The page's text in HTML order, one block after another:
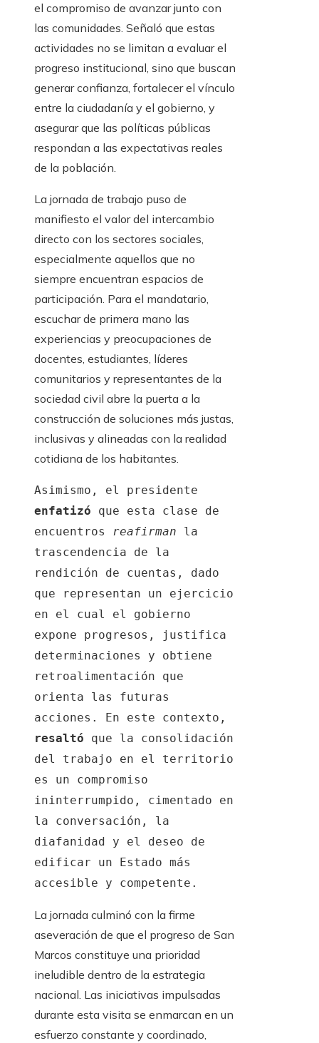
el compromiso de avanzar junto con
las comunidades. Señaló que estas
actividades no se limitan a evaluar el
progreso institucional, sino que buscan
generar confianza, fortalecer el vínculo
entre la ciudadanía y el gobierno, y
asegurar que las políticas públicas
respondan a las expectativas reales
de la población.
La jornada de trabajo puso de
manifiesto el valor del intercambio
directo con los sectores sociales,
especialmente aquellos que no
siempre encuentran espacios de
participación. Para el mandatario,
escuchar de primera mano las
experiencias y preocupaciones de
docentes, estudiantes, líderes
comunitarios y representantes de la
sociedad civil abre la puerta a la
construcción de soluciones más justas,
inclusivas y alineadas con la realidad
cotidiana de los habitantes.
Asimismo, el presidente
enfatizó que esta clase de
encuentros reafirman la
trascendencia de la
rendición de cuentas, dado
que representan un ejercicio
en el cual el gobierno
expone progresos, justifica
determinaciones y obtiene
retroalimentación que
orienta las futuras
acciones. En este contexto,
resaltó que la consolidación
del trabajo en el territorio
es un compromiso
ininterrumpido, cimentado en
la conversación, la
diafanidad y el deseo de
edificar un Estado más
accesible y competente.
La jornada culminó con la firme
aseveración de que el progreso de San
Marcos constituye una prioridad
ineludible dentro de la estrategia
nacional. Las iniciativas impulsadas
durante esta visita se enmarcan en un
esfuerzo constante y coordinado,